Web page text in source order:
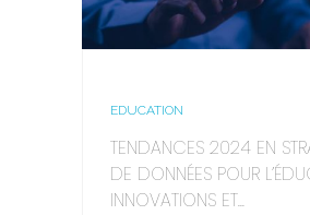
EDUCATION
TENDANCES 2024 EN
DE DONNÉES POUR
INNOVATIONS ET...